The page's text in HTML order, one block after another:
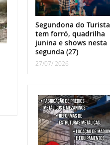
Segundona do Turista
tem forró, quadrilha
junina e shows nesta
segunda (27)
27/07/ 2026